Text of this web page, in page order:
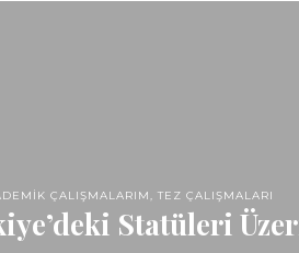
ÇALIŞMALARIM, TEZ ÇALIŞMALARI
Statüleri